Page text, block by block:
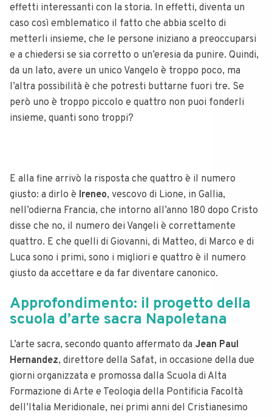
effetti interessanti con la storia. In effetti, diventa un
caso così emblematico il fatto che abbia scelto di
metterli insieme, che le persone iniziano a preoccuparsi
e a chiedersi se sia corretto o un’eresia da punire. Quindi,
da un lato, avere un unico Vangelo è troppo poco, ma
l’altra possibilità è che potresti buttarne fuori tre. Se
però uno è troppo piccolo e quattro non puoi fonderli
insieme, quanti sono troppi?
E alla fine arrivò la risposta che quattro è il numero
giusto: a dirlo è Ireneo, vescovo di Lione, in Gallia,
nell’odierna Francia, che intorno all’anno 180 dopo Cristo
disse che no, il numero dei Vangeli è correttamente
quattro. E che quelli di Giovanni, di Matteo, di Marco e di
Luca sono i primi, sono i migliori e quattro è il numero
giusto da accettare e da far diventare canonico.
Approfondimento: il progetto della
scuola d’arte sacra Napoletana
L’arte sacra, secondo quanto affermato da Jean Paul
Hernandez, direttore della Safat, in occasione della due
giorni organizzata e promossa dalla Scuola di Alta
Formazione di Arte e Teologia della Pontificia Facoltà
dell’Italia Meridionale, nei primi anni del Cristianesimo